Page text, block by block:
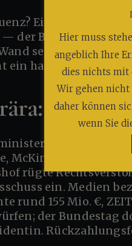
der Bürger als
setzt, steht mit
ein hartes Wort im
Extern
McKinsey —
rügte
ein. Medien
rund 155 Mio. €,
der Bundestag
Hier muss
angeblich Ihre
dies nichts mit
Wir gehen nicht
daher können
wenn Sie